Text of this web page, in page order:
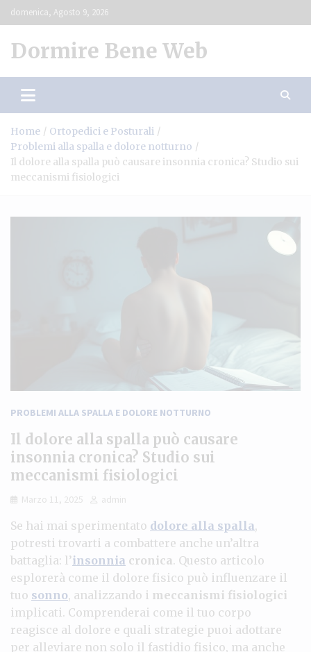
Skip
to
domenica, Agosto 9, 2026
Dormire Bene Web
Home
Ortopedici e Posturali
Problemi alla spalla e dolore notturno
Il dolore alla spalla può causare insonnia cronica? Studio sui
meccanismi fisiologici
PROBLEMI ALLA SPALLA E DOLORE NOTTURNO
Il dolore alla spalla può causare
insonnia cronica? Studio sui
meccanismi fisiologici
Marzo 11, 2025 admin
Se hai mai sperimentato dolore alla spalla,
potresti trovarti a combattere anche un’altra
battaglia: l’insonnia cronica. Questo articolo
esplorerà come il dolore fisico può influenzare il
tuo sonno, analizzando i meccanismi fisiologici
implicati. Comprenderai come il tuo corpo
reagisce al dolore e quali strategie puoi adottare
per alleviare non solo il fastidio fisico, ma anche